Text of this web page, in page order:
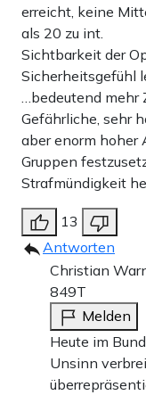
erreicht, keine
als 20 zu int.
Sichtbarkeit der
Sicherheitsgefühl
…bedeutend
Gefährliche, sehr
aber enorm hoher
Gruppen
Strafmündigkeit
13
Antworten
Christian
849T
Melden
Heute im
Unsinn